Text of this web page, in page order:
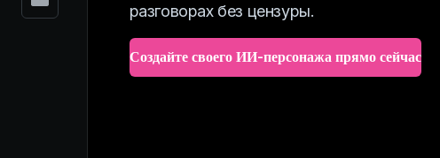
разговорах без цензуры.
Создайте своего ИИ-персонажа прямо сейчас